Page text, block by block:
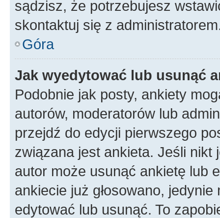
sądzisz, że potrzebujesz
skontaktuj się z
Góra
Jak wyedytować lub usunąć
Podobnie jak posty, ankiety
autorów, moderatorów lub
przejdź do edycji pierwszego
związana jest ankieta. Jeśli nikt
autor może usunąć ankietę lub
ankiecie już głosowano,
edytować lub usunąć. To